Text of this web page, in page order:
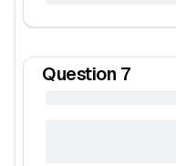
Question 7